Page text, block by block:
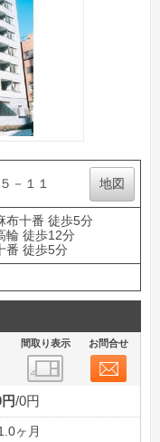
－１１ 地図
布十番 徒歩5分
輪 徒歩12分
番 徒歩5分
間取り表示 お問合せ
0円
ヶ月